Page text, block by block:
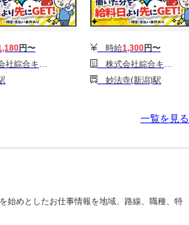
円〜
プション(1314GH0810G29★23-N)
時給1,300円〜
株式会社綜合キャリアオプション(1314GH0810G27★33-N)
妙法寺(新潟)駅
一覧を見る
始めとしたお仕事情報を地域、路線、職種、特